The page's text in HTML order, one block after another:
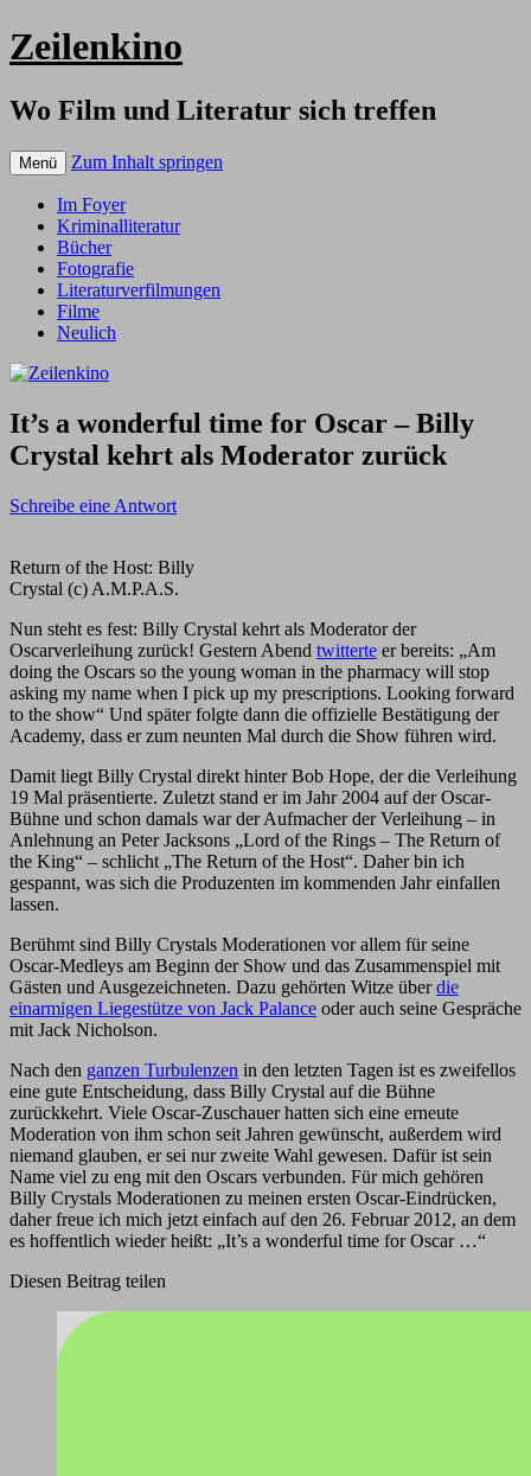
Zeilenkino
Wo Film und Literatur sich treffen
Menü Zum Inhalt springen
Im Foyer
Kriminalliteratur
Bücher
Fotografie
Literaturverfilmungen
Filme
Neulich
It’s a wonderful time for Oscar – Billy
Crystal kehrt als Moderator zurück
Schreibe eine Antwort
Return of the Host: Billy
Crystal (c) A.M.P.A.S.
Nun steht es fest: Billy Crystal kehrt als Moderator der
Oscarverleihung zurück! Gestern Abend twitterte er bereits: „Am
doing the Oscars so the young woman in the pharmacy will stop
asking my name when I pick up my prescriptions. Looking forward
to the show“ Und später folgte dann die offizielle Bestätigung der
Academy, dass er zum neunten Mal durch die Show führen wird.
Damit liegt Billy Crystal direkt hinter Bob Hope, der die Verleihung
19 Mal präsentierte. Zuletzt stand er im Jahr 2004 auf der Oscar-
Bühne und schon damals war der Aufmacher der Verleihung – in
Anlehnung an Peter Jacksons „Lord of the Rings – The Return of
the King“ – schlicht „The Return of the Host“. Daher bin ich
gespannt, was sich die Produzenten im kommenden Jahr einfallen
lassen.
Berühmt sind Billy Crystals Moderationen vor allem für seine
Oscar-Medleys am Beginn der Show und das Zusammenspiel mit
Gästen und Ausgezeichneten. Dazu gehörten Witze überdie
einarmigen Liegestütze von Jack Palance oder auch seine Gespräche
mit Jack Nicholson.
Nach den ganzen Turbulenzen in den letzten Tagen ist es zweifellos
eine gute Entscheidung, dass Billy Crystal auf die Bühne
zurückkehrt. Viele Oscar-Zuschauer hatten sich eine erneute
Moderation von ihm schon seit Jahren gewünscht, außerdem wird
niemand glauben, er sei nur zweite Wahl gewesen. Dafür ist sein
Name viel zu eng mit den Oscars verbunden. Für mich gehören
Billy Crystals Moderationen zu meinen ersten Oscar-Eindrücken,
daher freue ich mich jetzt einfach auf den 26. Februar 2012, an dem
es hoffentlich wieder heißt: „It’s a wonderful time for Oscar …“
Diesen Beitrag teilen